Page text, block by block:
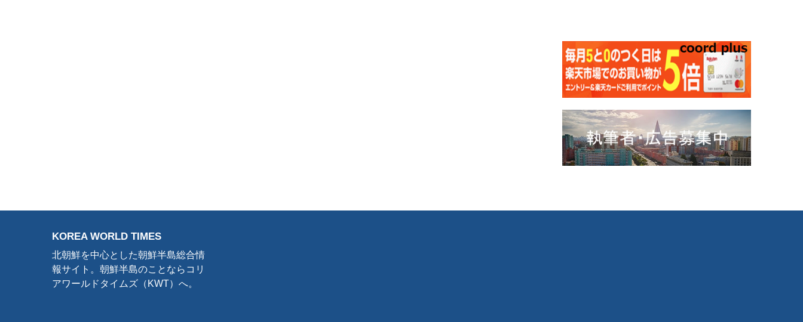
KOREA WORLD TIMES
北朝鮮を中心とした朝鮮半島総合情
報サイト。朝鮮半島のことならコリ
アワールドタイムズ（KWT）へ。